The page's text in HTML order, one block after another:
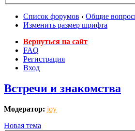
Список форумов ‹ Общие
Изменить размер шрифта
Вернуться на сайт
FAQ
Регистрация
Вход
Встречи и знакомства
Модератор: joy
Новая тема